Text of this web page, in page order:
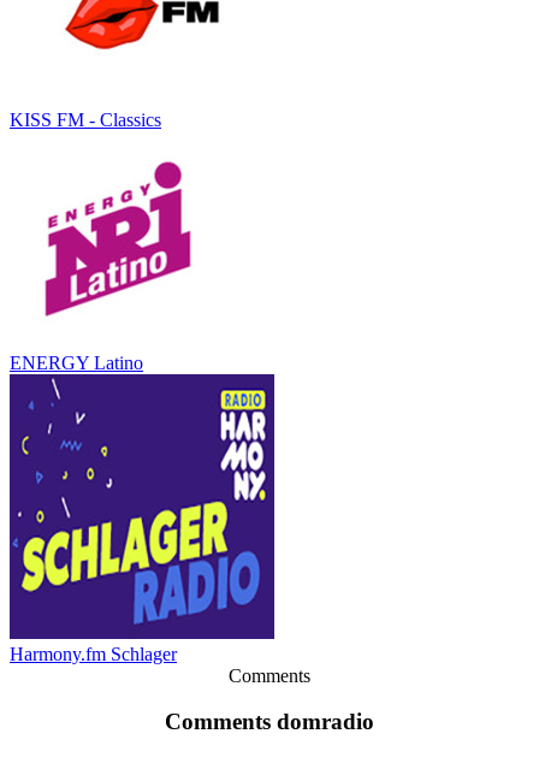
KISS FM - Classics
ENERGY Latino
Harmony.fm Schlager
Comments
Comments domradio